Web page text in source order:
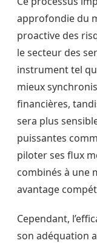
approfondie du
proactive des
le secteur des
instrument tel
mieux
financières,
sera plus
puissantes
piloter ses flux
combinés à une
avantage
Cependant,
son adéquation